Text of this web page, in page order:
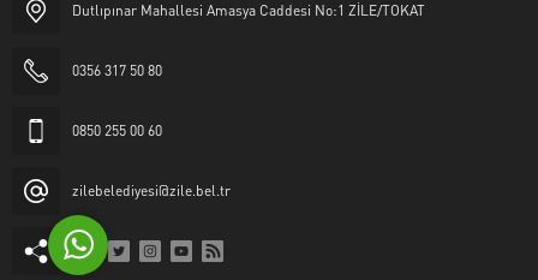
Dutlıpınar Mahallesi Amasya Caddesi No:1 ZİLE/TOKAT
0356 317 50 80
0850 255 00 60
zilebelediyesi@zile.bel.tr